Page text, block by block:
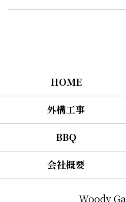
HOME
外構工事
BBQ
会社概要
Woody